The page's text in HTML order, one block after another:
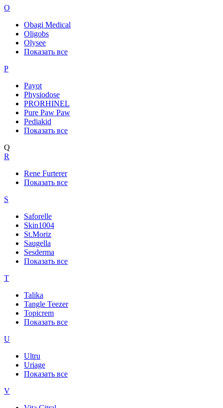
O
Obagi Medical
Oligobs
Olysee
Показать все
P
Payot
Physiodose
PRORHINEL
Pure Paw Paw
Pediakid
Показать все
Q
R
Rene Furterer
Показать все
S
Saforelle
Skin1004
St.Moriz
Saugella
Sesderma
Показать все
T
Talika
Tangle Teezer
Topicrem
Показать все
U
Ultru
Uriage
Показать все
V